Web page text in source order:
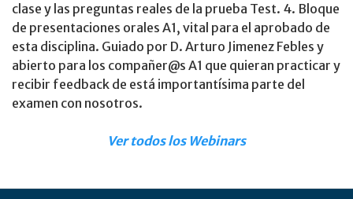
clase y las preguntas reales de la prueba Test. 4. Bloque
de presentaciones orales A1, vital para el aprobado de
esta disciplina. Guiado por D. Arturo Jimenez Febles y
abierto para los compañer@s A1 que quieran practicar y
recibir feedback de está importantísima parte del
examen con nosotros.
Ver todos los Webinars